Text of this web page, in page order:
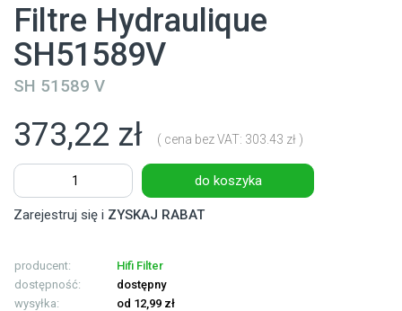
Filtre Hydraulique
SH51589V
SH 51589 V
373,22 zł ( cena bez VAT: 303.43 zł )
do koszyka
Zarejestruj się i ZYSKAJ RABAT
producent:
Hifi Filter
dostępność:
dostępny
wysyłka:
od 12,99 zł